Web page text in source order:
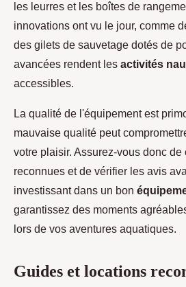
les leurres et les boîtes de
innovations ont vu le jour, comme
des gilets de sauvetage dotés de
avancées rendent les activités
accessibles.
La qualité de l'équipement est
mauvaise qualité peut
votre plaisir. Assurez-vous donc
reconnues et de vérifier les avis
investissant dans un bon
garantissez des moments
lors de vos aventures aquatiques.
Guides et locations